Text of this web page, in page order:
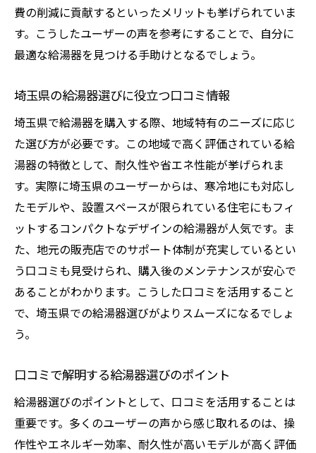
費の削減に貢献するといったメリットも挙げられていま
す。こうしたユーザーの声を参考にすることで、自分に
最適な給湯器を見つける手助けとなるでしょう。
埼玉県の給湯器選びに役立つ口コミ情報
埼玉県で給湯器を購入する際、地域特有のニーズに応じ
た選び方が必要です。この地域で高く評価されている給
湯器の特徴として、耐久性や省エネ性能が挙げられま
す。実際に埼玉県のユーザーからは、寒冷地にも対応し
たモデルや、設置スペースが限られている住宅にもフィ
ットするコンパクトなデザインの給湯器が人気です。ま
た、地元の販売店でのサポート体制が充実しているとい
う口コミも見受けられ、購入後のメンテナンスが安心で
あることがわかります。こうした口コミを活用すること
で、埼玉県での給湯器選びがよりスムーズになるでしょ
う。
口コミで解明する給湯器選びのポイント
給湯器選びのポイントとして、口コミを活用することは
重要です。多くのユーザーの声から感じ取れるのは、操
作性やエネルギー効率、耐久性が高いモデルが高く評価